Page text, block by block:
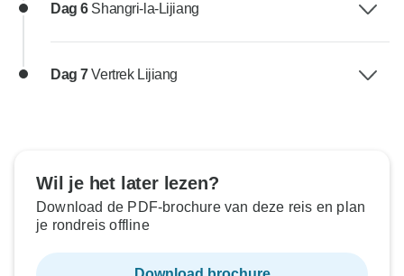
Dag 6 Shangri-la-Lijiang
Dag 7Vertrek Lijiang
Wil je het later lezen?
Download de PDF-brochure van deze reis en plan
je rondreis offline